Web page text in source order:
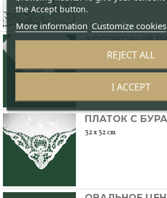
32 x 32 cm
32 x 32 cm
the Accept button.
More information Customize cookies
REJECT ALL
I ACCEPT